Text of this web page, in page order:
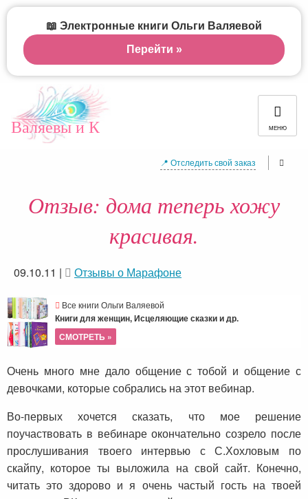
Валяевы и К МЕНЮ
📍 Отследить свой заказ
Отзыв: дома теперь хожу
красивая.
09.10.11 | Отзывы о Марафоне
Все книги Ольги Валяевой
Книги для женщин, Исцеляющие сказки и др.
СМОТРЕТЬ »
Очень много мне дало общение с тобой и общение с
девочками, которые собрались на этот вебинар.
Во-первых хочется сказать, что мое решение
поучаствовать в вебинаре окончательно созрело после
прослушивания твоего интервью с С.Хохловым по
скайпу, которое ты выложила на свой сайт. Конечно,
читать это здорово и я очень частый гость на твоей
📖 Электронные книги Ольги Валяевой
Перейти »